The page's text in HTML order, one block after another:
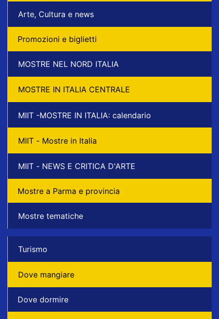
Arte, Cultura e news
Promozioni e biglietti
MOSTRE NEL NORD ITALIA
MOSTRE IN ITALIA CENTRALE
MIIT -MOSTRE IN ITALIA: calendario
MIIT - Mostre in Italia
MIIT - NEWS E CRITICA D'ARTE
Mostre a Parma e provincia
Mostre tematiche
Turismo
Dove mangiare
Dove dormire